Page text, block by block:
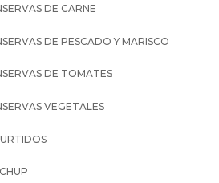
DE CARNE
DE PESCADO Y MARISCO
DE TOMATES
VEGETALES